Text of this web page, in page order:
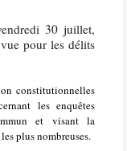
30 juillet,
pour les délits
constitutionnelles
les enquêtes
et visant la
plus nombreuses.